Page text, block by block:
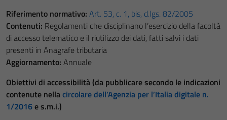
Riferimento normativo: Art. 53, c. 1, bis, d.lgs. 82/2005
Contenuti: Regolamenti che disciplinano l’esercizio della facoltà
di accesso telematico e il riutilizzo dei dati, fatti salvi i dati
presenti in Anagrafe tributaria
Aggiornamento: Annuale
Obiettivi di accessibilità (da pubblicare secondo le indicazioni
contenute nellacircolare dell’Agenzia per l’Italia digitale n.
1/2016e s.m.i.)